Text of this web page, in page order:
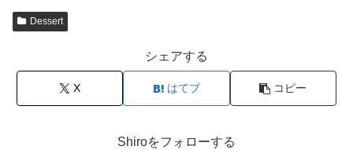
Dessert
シェアする
X はてブ コピー
Shiroをフォローする